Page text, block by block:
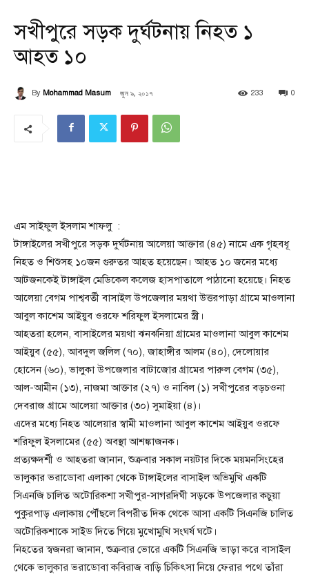
সখীপুরে সড়ক দুর্ঘটনায় নিহত ১
আহত ১০
By Mohammad Masum জুন ৯, ২০১৭ 0
233
এম সাইফুল ইসলাম শাফলু :
টাঙ্গাইলের সখীপুরে সড়ক দুর্ঘটনায় আলেয়া আক্তার (৪৫) নামে এক গৃহবধূ
নিহত ও শিশুসহ ১০জন গুরুতর আহত হয়েছেন। আহত ১০ জনের মধ্যে
আটজনকেই টাঙ্গাইল মেডিকেল কলেজ হাসপাতালে পাঠানো হয়েছে। নিহত
আলেয়া বেগম পাশ্ববর্তী বাসাইল উপজেলার ময়থা উত্তরপাড়া গ্রামে মাওলানা
আবুল কাশেম আইয়ুব ওরফে শরিফুল ইসলামের স্ত্রী।
আহতরা হলেন, বাসাইলের ময়থা ঝনঝনিয়া গ্রামের মাওলানা আবুল কাশেম
আইয়ুব (৫৫), আবদুল জলিল (৭০), জাহাঙ্গীর আলম (৪০), দেলোয়ার
হোসেন (৬০), ভালুকা উপজেলার বাটাজোর গ্রামের পারুল বেগম (৩৫),
আল-আমীন (১৩), নাজমা আক্তার (২৭) ও নাবিল (১) সখীপুরের বড়চওনা
দেবরাজ গ্রামে আলেয়া আক্তার (৩০) সুমাইয়া (৪)।
এদের মধ্যে নিহত আলেয়ার স্বামী মাওলানা আবুল কাশেম আইয়ুব ওরফে
শরিফুল ইসলামের (৫৫) অবস্থা আশঙ্কাজনক।
প্রত্যক্ষদর্শী ও আহতরা জানান, শুক্রবার সকাল নয়টার দিকে ময়মনসিংহের
ভালুকার ভরাডোবা এলাকা থেকে টাঙ্গাইলের বাসাইল অভিমুখি একটি
সিএনজি চালিত অটোরিকশা সখীপুর-সাগরদিঘী সড়কে উপজেলার কচুয়া
পুকুরপাড় এলাকায় পৌঁছলে বিপরীত দিক থেকে আসা একটি সিএনজি চালিত
অটোরিকশাকে সাইড দিতে গিয়ে মুখোমুখি সংঘর্ষ ঘটে।
নিহতের স্বজনরা জানান, শুক্রবার ভোরে একটি সিএনজি ভাড়া করে বাসাইল
থেকে ভালুকার ভরাডোবা কবিরাজ বাড়ি চিকিৎসা নিয়ে ফেরার পথে তাঁরা